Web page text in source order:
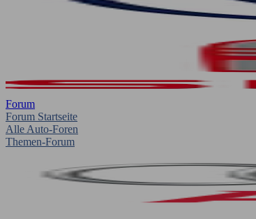
Forum
Forum Startseite
Alle Auto-Foren
Themen-Forum